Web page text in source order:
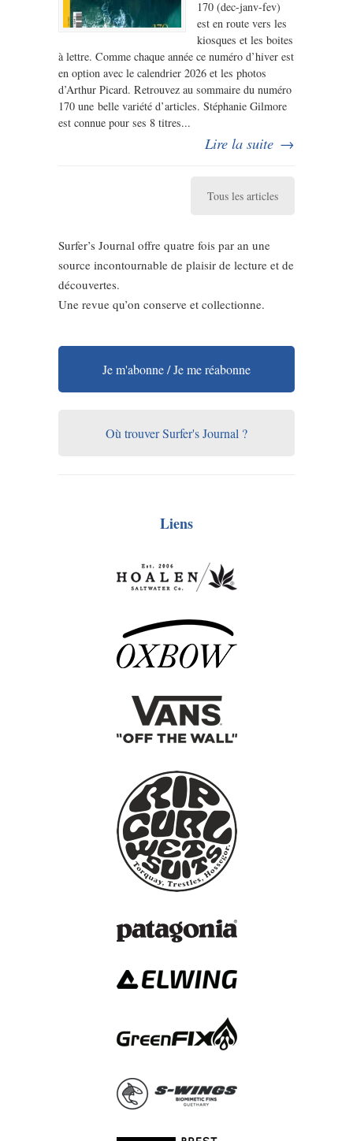
170 (dec-janv-fev)
est en route vers les
kiosques et les boites
à lettre. Comme chaque année ce numéro d’hiver est
en option avec le calendrier 2026 et les photos
d’Arthur Picard. Retrouvez au sommaire du numéro
170 une belle variété d’articles. Stéphanie Gilmore
est connue pour ses 8 titres...
Lire la suite →
Tous les articles
Surfer’s Journal offre quatre fois par an une
source incontournable de plaisir de lecture et de
découvertes.
Une revue qu’on conserve et collectionne.
Je m'abonne / Je me réabonne
Où trouver Surfer's Journal ?
Liens